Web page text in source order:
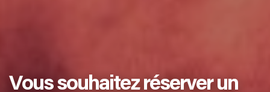
Vous souhaitez réserver un